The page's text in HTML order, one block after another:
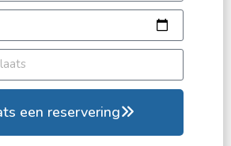
een reservering